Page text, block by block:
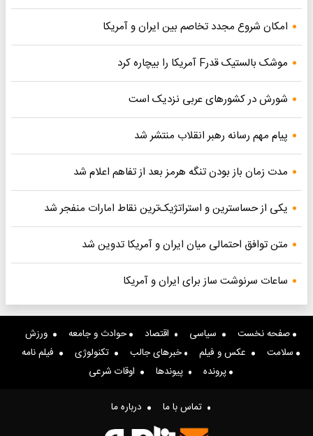
امکان شروع مجدد تخاصم‌ بین ایران و آمریکا
موشک بالستیک قدرF آمریکا را بیچاره کرد
شورش در کشورهای عربی نزدیک است
پیام مهم رسانه رهبر انقلاب منتشر شد
مدت زمان باز بودن تنگه هرمز بعد از تفاهم اعلام شد
یکی از حساسترین و استراتژیک‌ترین نقاط امارات منفجر شد
متن توافق احتمالی میان ایران و آمریکا تدوین شد
ساعات سرنوشت ساز برای ایران و آمریکا
صفحه نخست سیاسی اقتصاد حوادث و جامعه
ورزش
سلامت
عکس و فیلم خبرهای جالب تکنولوژی
فیلم نامه
پرونده
پیوندها اوقات شرعی
تماس با ما درباره ما